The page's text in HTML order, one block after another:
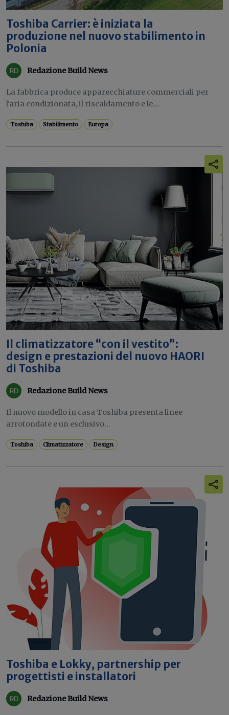
Toshiba Carrier: è iniziata la
produzione nel nuovo stabilimento in
Polonia
Redazione Build News
La fabbrica produce apparecchiature commerciali per
l'aria condizionata, il riscaldamento e le...
Toshiba Stabilimento Europa
Il climatizzatore “con il vestito”:
design e prestazioni del nuovo HAORI
di Toshiba
Redazione Build News
Il nuovo modello in casa Toshiba presenta linee
arrotondate e un esclusivo...
Toshiba Climatizzatore Design
Toshiba e Lokky, partnership per
progettisti e installatori
Redazione Build News